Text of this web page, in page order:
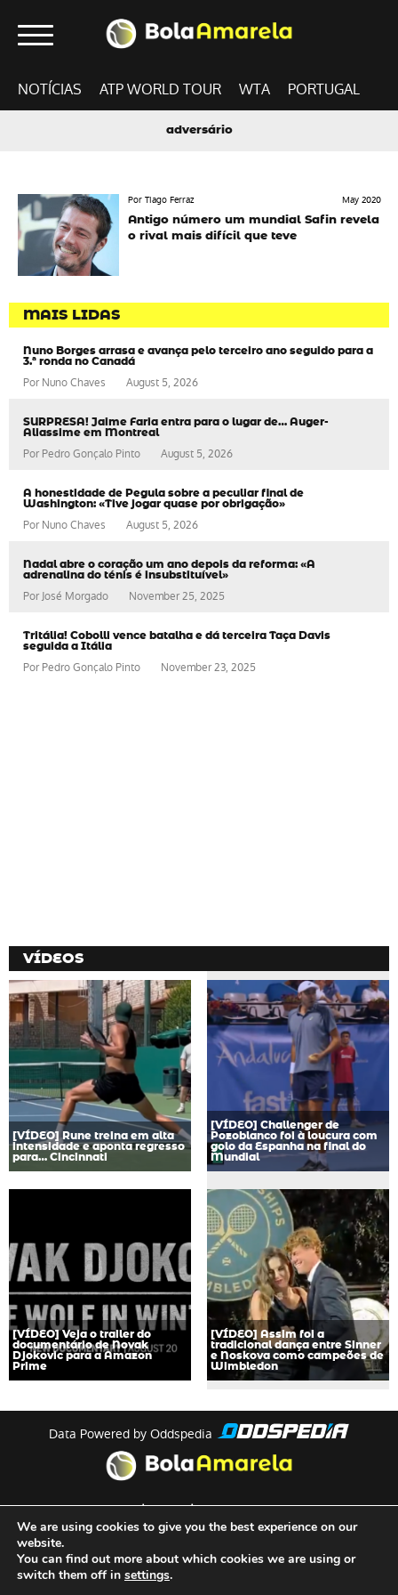
NOTÍCIAS ATP WORLD TOUR WTA PORTUGAL
adversário
Por Tiago Ferraz
May 2020
Antigo número um mundial Safin revela
o rival mais difícil que teve
MAIS LIDAS
Nuno Borges arrasa e avança pelo terceiro ano seguido para a
3.ª ronda no Canadá
PorNuno Chaves August 5, 2026
SURPRESA! Jaime Faria entra para o lugar de… Auger-
Aliassime em Montreal
Por Pedro Gonçalo Pinto August 5, 2026
A honestidade de Pegula sobre a peculiar final de
Washington: «Tive jogar quase por obrigação»
PorNuno Chaves August 5, 2026
Nadal abre o coração um ano depois da reforma: «A
adrenalina do ténis é insubstituível»
Por José Morgado November 25, 2025
Tritália! Cobolli vence batalha e dá terceira Taça Davis
seguida a Itália
PorPedro Gonçalo Pinto November 23, 2025
VÍDEOS
[VÍDEO] Rune treina em alta
intensidade e aponta regresso
para… Cincinnati
[VÍDEO] Challenger de
Pozoblanco foi à loucura com
golo da Espanha na final do
Mundial
[VÍDEO] Veja o trailer do
documentário de Novak
Djokovic para a Amazon
Prime
[VÍDEO] Assim foi a
tradicional dança entre Sinner
e Noskova como campeões de
Wimbledon
Data Powered by Oddspedia
theme bymeow
We are using cookies to give you the best experience on our
website.
You can find out more about which cookies we are using or
switch them off in settings.